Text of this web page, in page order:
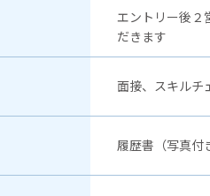
エントリー後２
だきます
面接、スキルチ
履歴書（写真付